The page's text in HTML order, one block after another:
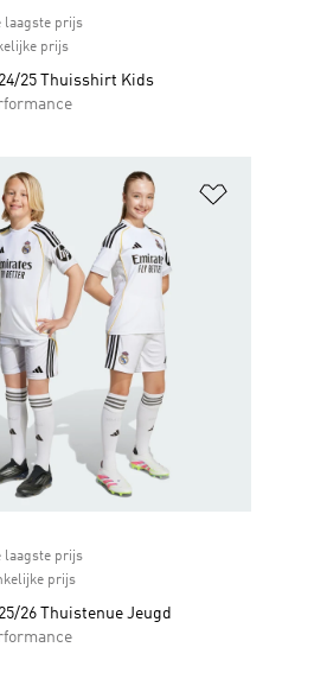
laagste prijs
prijs
25 Thuisshirt Kids
laagste prijs
prijs
26 Thuistenue Jeugd